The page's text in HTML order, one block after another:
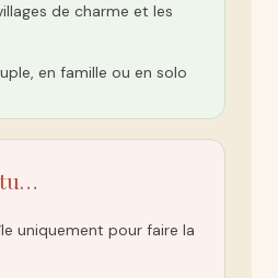
de charme et les
en famille ou en solo
tu…
uniquement pour faire la